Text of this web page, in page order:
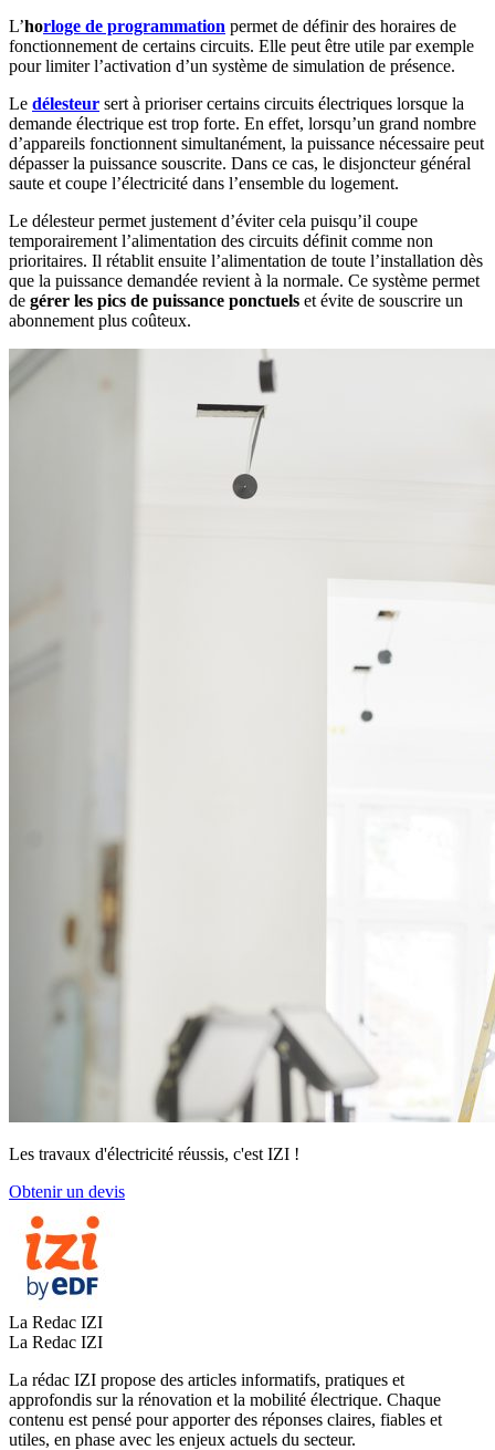
L’horloge de programmation permet de définir des horaires de
fonctionnement de certains circuits. Elle peut être utile par exemple
pour limiter l’activation d’un système de simulation de présence.
Le délesteur sert à prioriser certains circuits électriques lorsque la
demande électrique est trop forte. En effet, lorsqu’un grand nombre
d’appareils fonctionnent simultanément, la puissance nécessaire peut
dépasser la puissance souscrite. Dans ce cas, le disjoncteur général
saute et coupe l’électricité dans l’ensemble du logement.
Le délesteur permet justement d’éviter cela puisqu’il coupe
temporairement l’alimentation des circuits définit comme non
prioritaires. Il rétablit ensuite l’alimentation de toute l’installation dès
que la puissance demandée revient à la normale. Ce système permet
de gérer les pics de puissance ponctuels et évite de souscrire un
abonnement plus coûteux.
Les travaux d'électricité réussis, c'est IZI !
Obtenir un devis
La Redac IZI
La Redac IZI
La rédac IZI propose des articles informatifs, pratiques et
approfondis sur la rénovation et la mobilité électrique. Chaque
contenu est pensé pour apporter des réponses claires, fiables et
utiles, en phase avec les enjeux actuels du secteur.